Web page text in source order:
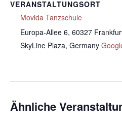
VERANSTALTUNGSORT
Movida Tanzschule
Europa-Allee 6, 60327
SkyLine Plaza, Germany
Ähnliche